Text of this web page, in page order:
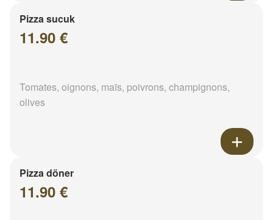
Pizza sucuk
11.90 €
Tomates, oignons, maïs, poivrons, champignons,
olives
Pizza döner
11.90 €